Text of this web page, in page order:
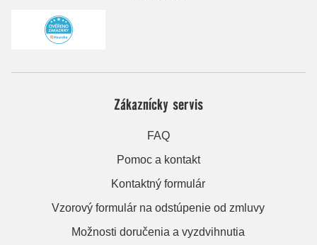
Zákaznícky servis
FAQ
Pomoc a kontakt
Kontaktný formulár
Vzorový formulár na odstúpenie od zmluvy
Možnosti doručenia a vyzdvihnutia